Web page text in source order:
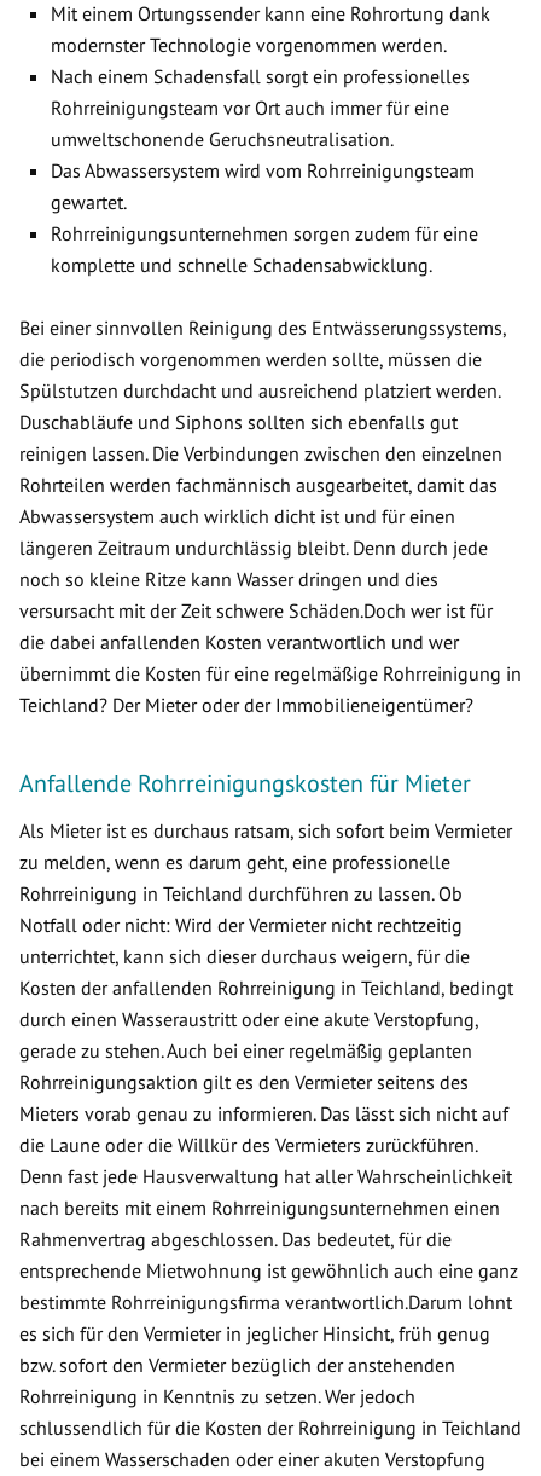
Mit einem Ortungssender kann eine Rohrortung dank
modernster Technologie vorgenommen werden.
Nach einem Schadensfall sorgt ein professionelles
Rohrreinigungsteam vor Ort auch immer für eine
umweltschonende Geruchsneutralisation.
Das Abwassersystem wird vom Rohrreinigungsteam
gewartet.
Rohrreinigungsunternehmen sorgen zudem für eine
komplette und schnelle Schadensabwicklung.
Bei einer sinnvollen Reinigung des Entwässerungssystems,
die periodisch vorgenommen werden sollte, müssen die
Spülstutzen durchdacht und ausreichend platziert werden.
Duschabläufe und Siphons sollten sich ebenfalls gut
reinigen lassen. Die Verbindungen zwischen den einzelnen
Rohrteilen werden fachmännisch ausgearbeitet, damit das
Abwassersystem auch wirklich dicht ist und für einen
längeren Zeitraum undurchlässig bleibt. Denn durch jede
noch so kleine Ritze kann Wasser dringen und dies
versursacht mit der Zeit schwere Schäden.Doch wer ist für
die dabei anfallenden Kosten verantwortlich und wer
übernimmt die Kosten für eine regelmäßige Rohrreinigung in
Teichland? Der Mieter oder der Immobilieneigentümer?
Anfallende Rohrreinigungskosten für Mieter
Als Mieter ist es durchaus ratsam, sich sofort beim Vermieter
zu melden, wenn es darum geht, eine professionelle
Rohrreinigung in Teichland durchführen zu lassen. Ob
Notfall oder nicht: Wird der Vermieter nicht rechtzeitig
unterrichtet, kann sich dieser durchaus weigern, für die
Kosten der anfallenden Rohrreinigung in Teichland, bedingt
durch einen Wasseraustritt oder eine akute Verstopfung,
gerade zu stehen. Auch bei einer regelmäßig geplanten
Rohrreinigungsaktion gilt es den Vermieter seitens des
Mieters vorab genau zu informieren. Das lässt sich nicht auf
die Laune oder die Willkür des Vermieters zurückführen.
Denn fast jede Hausverwaltung hat aller Wahrscheinlichkeit
nach bereits mit einem Rohrreinigungsunternehmen einen
Rahmenvertrag abgeschlossen. Das bedeutet, für die
entsprechende Mietwohnung ist gewöhnlich auch eine ganz
bestimmte Rohrreinigungsfirma verantwortlich.Darum lohnt
es sich für den Vermieter in jeglicher Hinsicht, früh genug
bzw. sofort den Vermieter bezüglich der anstehenden
Rohrreinigung in Kenntnis zu setzen. Wer jedoch
schlussendlich für die Kosten der Rohrreinigung in Teichland
bei einem Wasserschaden oder einer akuten Verstopfung